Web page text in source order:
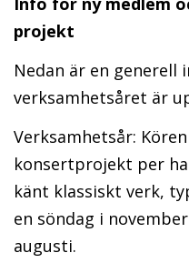
MEDLEMMAR
projekt
Nedan är en
verksamhetsåret är
Verksamhetsår:
konsertprojekt per
känt klassiskt verk,
en söndag i
augusti.